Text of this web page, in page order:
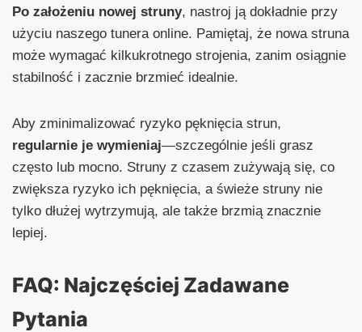
Po założeniu nowej struny, nastroj ją dokładnie przy
użyciu naszego tunera online. Pamiętaj, że nowa struna
może wymagać kilkukrotnego strojenia, zanim osiągnie
stabilność i zacznie brzmieć idealnie.
Aby zminimalizować ryzyko pęknięcia strun,
regularnie je wymieniaj—szczególnie jeśli grasz
często lub mocno. Struny z czasem zużywają się, co
zwiększa ryzyko ich pęknięcia, a świeże struny nie
tylko dłużej wytrzymują, ale także brzmią znacznie
lepiej.
FAQ: Najczęściej Zadawane
Pytania